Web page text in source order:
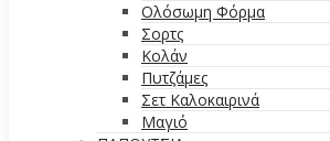
Ολόσωμη Φόρμα
Σορτς
Κολάν
Πυτζάμες
Σετ Καλοκαιρινά
Μαγιό